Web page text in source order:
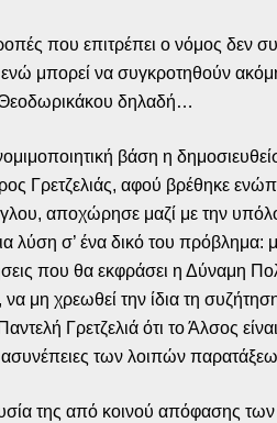
που επιτρέπει ο νόμος δεν
μπορεί να συγκροτηθούν ακόμη
δηλαδή…
βάση η
Γρετζελιάς, αφού βρέθηκε
αποχώρησε μαζί με την
λύση σ’ ένα δικό του πρόβλημα:
που θα εκφράσει η Δύναμη
να μη χρεωθεί την ίδια τη
Γρετζελιά ότι το Άλσος
ασυνέπειες των λοιπών
της από κοινού απόφασης